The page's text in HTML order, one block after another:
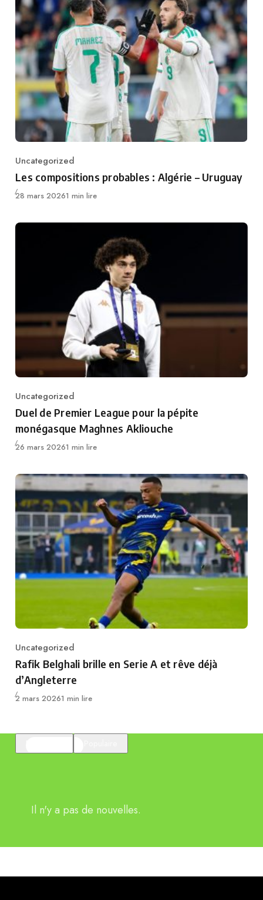
Category
Uncategorized
Les compositions probables : Algérie – Uruguay
Publié
28 mars 20261 min lire
Category
Uncategorized
Duel de Premier League pour la pépite
monégasque Maghnes Akliouche
Publié
26 mars 20261 min lire
Category
Uncategorized
Rafik Belghali brille en Serie A et rêve déjà
d’Angleterre
Publié
2 mars 20261 min lire
Il n'y a pas de nouvelles.